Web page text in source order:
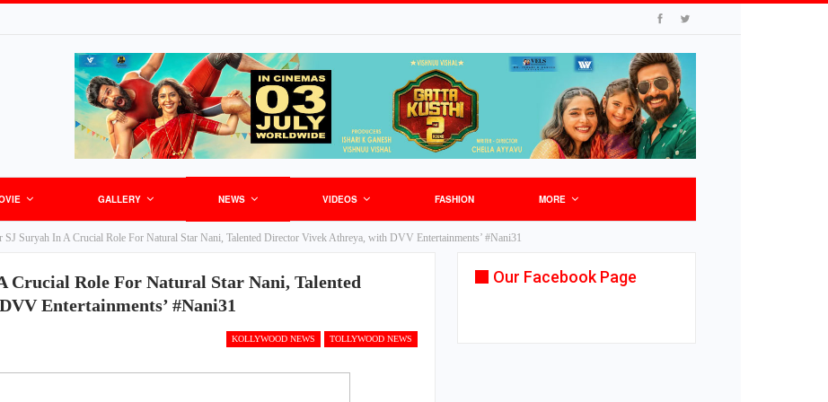
GALLERY NEWS VIDEOS FASHION MORE
SJ Suryah In A Crucial Role For Natural Star Nani, Talented Director Vivek Athreya, with DVV Entertainments’ #Nani31
Crucial Role For Natural Star Nani, Talented
Entertainments’ #Nani31
KOLLYWOOD NEWS TOLLYWOOD NEWS
Our Facebook Page